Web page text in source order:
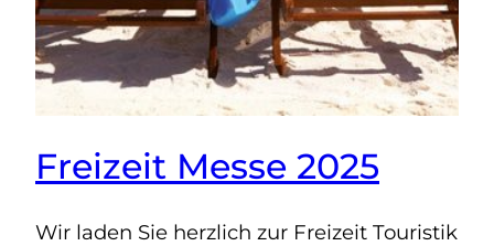
Freizeit Messe 2025
Wir laden Sie herzlich zur Freizeit Touristik